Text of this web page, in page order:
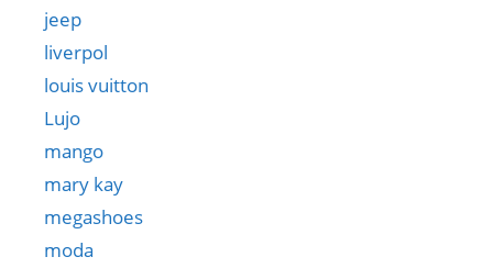
jeep
liverpol
louis vuitton
Lujo
mango
mary kay
megashoes
moda